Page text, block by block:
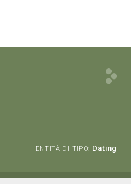
ENTITÀ DI TIPO: Dating